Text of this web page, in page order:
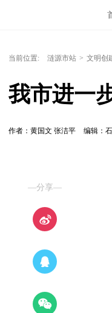
当前位置: 涟源市站 > 文明创
我市进一
作者：黄国文 张洁平 编辑：
—分享—